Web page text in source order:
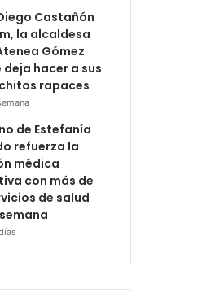
Castañón
la alcaldesa
Gómez
deja hacer a sus
rapaces
de Estefanía
refuerza la
médica
con más de
de salud